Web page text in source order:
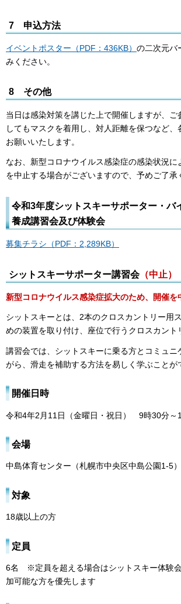
7 申込方法
イベントポスター（PDF：436KB） の二次元バ
みください。
8 その他
当日は感染対策を講じた上で開催しますが、ご
してもマスクを着用し、対人距離を保つなど、
お願いいたします。
なお、新型コロナウイルス感染症の感染状況に
を中止する場合がございますので、予めご了承
令和3年度シットスキーサポーター・バ
養成講習会及び体験会
募集チラシ（PDF：2,289KB）
シットスキーサポーター講習会（中止）
新型コロナウイルス感染症拡大のため、開催を
シットスキーとは、2本のクロスカントリー用
めの装置を取り付け、座位で行うクロスカント
講習会では、シットスキーに乗る方とコミュニ
がら、滑走を補助する方法を易しく学ぶことが
開催日時
令和4年2月11日（金曜日・祝日） 9時30分～
会場
中島体育センター（札幌市中央区中島公園1-5）
対象
18歳以上の方
定員
6名 ※定員を超える場合はシットスキー体験
加可能な方を優先します